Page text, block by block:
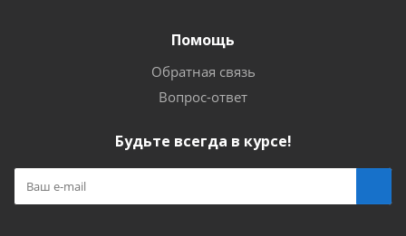
Помощь
Обратная связь
Вопрос-ответ
Будьте всегда в курсе!